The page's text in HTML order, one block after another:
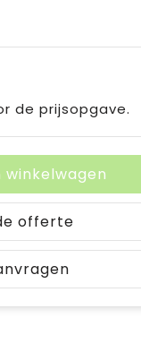
de prijsopgave.
winkelwagen
offerte